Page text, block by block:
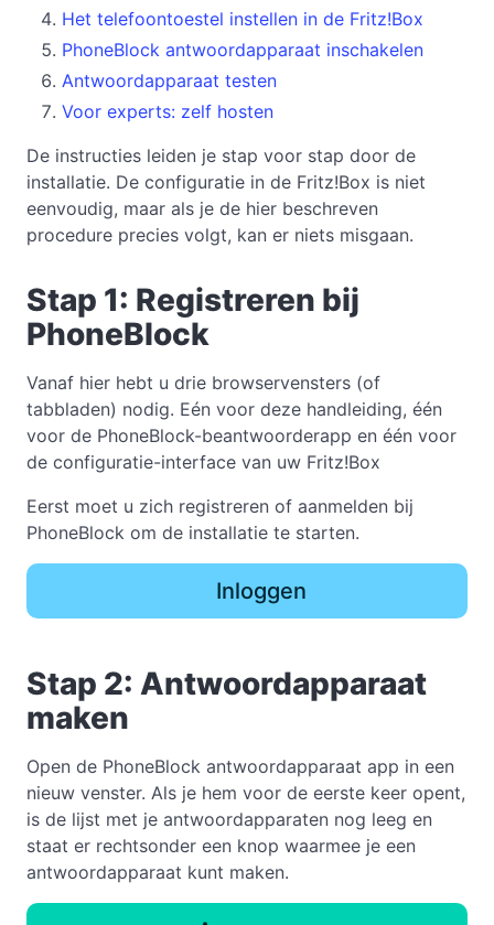
Het telefoontoestel instellen in de Fritz!Box
PhoneBlock antwoordapparaat inschakelen
Antwoordapparaat testen
Voor experts: zelf hosten
De instructies leiden je stap voor stap door de
installatie. De configuratie in de Fritz!Box is niet
eenvoudig, maar als je de hier beschreven
procedure precies volgt, kan er niets misgaan.
Stap 1: Registreren bij
PhoneBlock
Vanaf hier hebt u drie browservensters (of
tabbladen) nodig. Eén voor deze handleiding, één
voor de PhoneBlock-beantwoorderapp en één voor
de configuratie-interface van uw Fritz!Box
Eerst moet u zich registreren of aanmelden bij
PhoneBlock om de installatie te starten.
Inloggen
Stap 2: Antwoordapparaat
maken
Open de PhoneBlock antwoordapparaat app in een
nieuw venster. Als je hem voor de eerste keer opent,
is de lijst met je antwoordapparaten nog leeg en
staat er rechtsonder een knop waarmee je een
antwoordapparaat kunt maken.